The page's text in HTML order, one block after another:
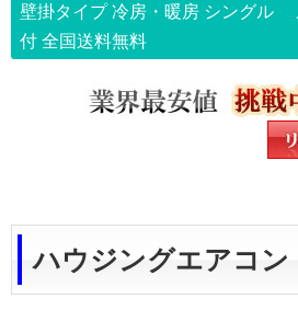
壁掛タイプ 冷房・暖房 シングル
付 全国送料無料
ハウジングエアコン